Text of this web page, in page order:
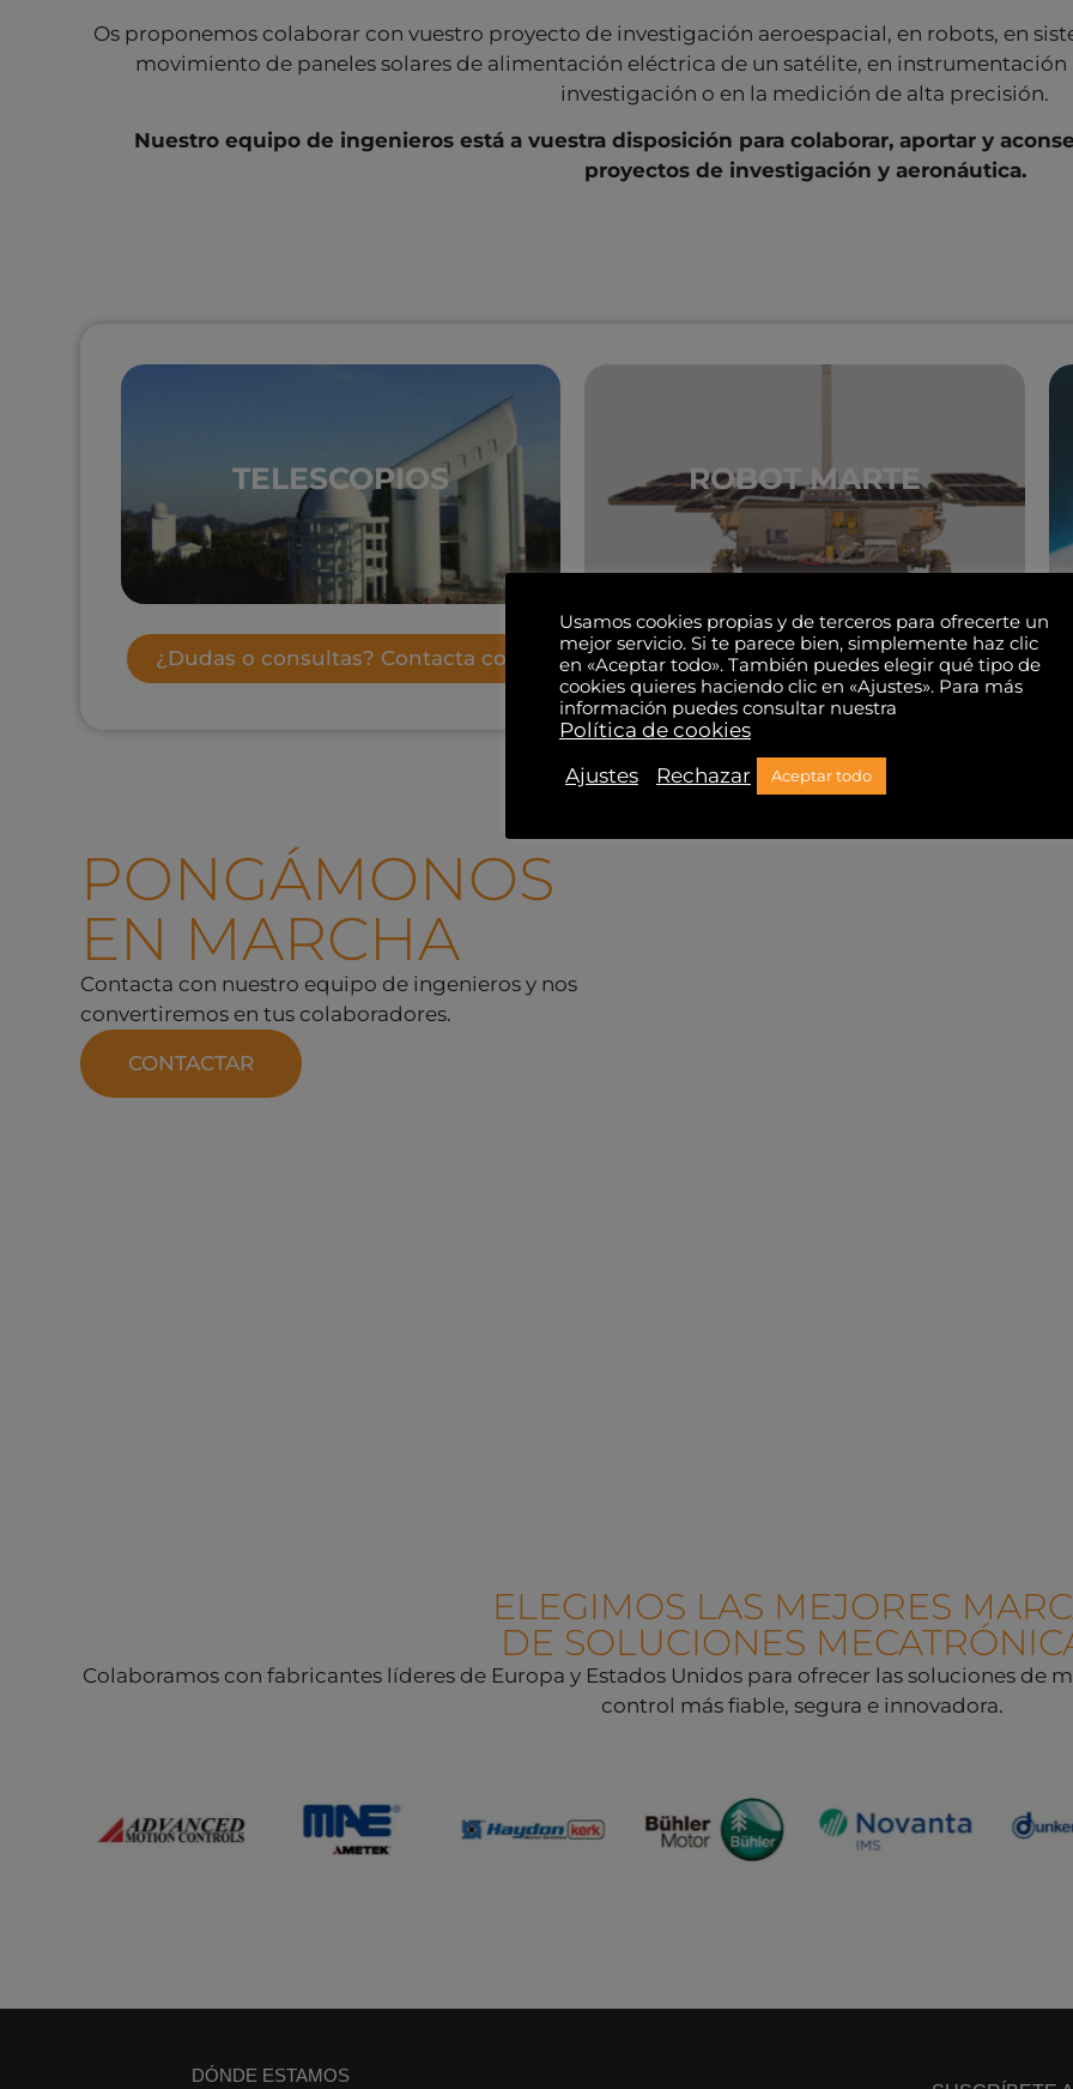
Os proponemos colaborar con vuestro proyecto de investigación aeroespacial, en robots, en
movimiento de paneles solares de alimentación eléctrica de un satélite, en
investigación o en la medición de alta precisión.
Nuestro equipo de ingenieros está a vuestra disposición para colaborar, aportar y
proyectos de investigación y aeronáutica.
TELESCOPIOS
Ver productos ROBOT MARTE
Ver productos
¿Dudas o consultas? Contacta con nosotros
PONGÁMONOS
EN MARCHA
Contacta con nuestro equipo de ingenieros y nos
convertiremos en tus colaboradores.
CONTACTAR
ELEGIMOS LAS MEJORES
DE SOLUCIONES
Colaboramos con fabricantes líderes de Europa y Estados Unidos para ofrecer las soluciones de
control más fiable, segura e innovadora.
DÓNDE ESTAMOS
Usamos cookies propias y de terceros para ofrecerte un
mejor servicio. Si te parece bien, simplemente haz clic
en «Aceptar todo». También puedes elegir qué tipo de
cookies quieres haciendo clic en «Ajustes». Para más
información puedes consultar nuestra
Política de cookies
Ajustes
Rechazar Aceptar todo